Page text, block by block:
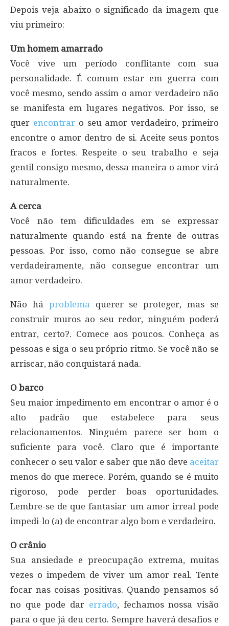
Depois veja abaixo o significado da imagem que
viu primeiro:
Um homem amarrado
Você vive um período conflitante com sua
personalidade. É comum estar em guerra com
você mesmo, sendo assim o amor verdadeiro não
se manifesta em lugares negativos. Por isso, se
quer encontraro seu amor verdadeiro, primeiro
encontre o amor dentro de si. Aceite seus pontos
fracos e fortes. Respeite o seu trabalho e seja
gentil consigo mesmo, dessa maneira o amor virá
naturalmente.
A cerca
Você não tem dificuldades em se expressar
naturalmente quando está na frente de outras
pessoas. Por isso, como não consegue se abre
verdadeiramente, não consegue encontrar um
amor verdadeiro.
Não há problema querer se proteger, mas se
construir muros ao seu redor, ninguém poderá
entrar, certo?. Comece aos poucos. Conheça as
pessoas e siga o seu próprio ritmo. Se você não se
arriscar, não conquistará nada.
O barco
Seu maior impedimento em encontrar o amor é o
alto padrão que estabelece para seus
relacionamentos. Ninguém parece ser bom o
suficiente para você. Claro que é importante
conhecer o seu valor e saber que não deve aceitar
menos do que merece. Porém, quando se é muito
rigoroso, pode perder boas oportunidades.
Lembre-se de que fantasiar um amor irreal pode
impedi-lo (a) de encontrar algo bom e verdadeiro.
O crânio
Sua ansiedade e preocupação extrema, muitas
vezes o impedem de viver um amor real. Tente
focar nas coisas positivas. Quando pensamos só
no que pode dar errado, fechamos nossa visão
para o que já deu certo. Sempre haverá desafios e